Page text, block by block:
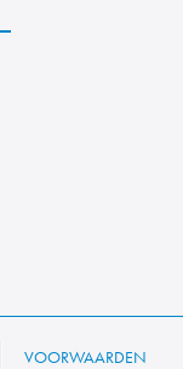
VOORWAARDEN